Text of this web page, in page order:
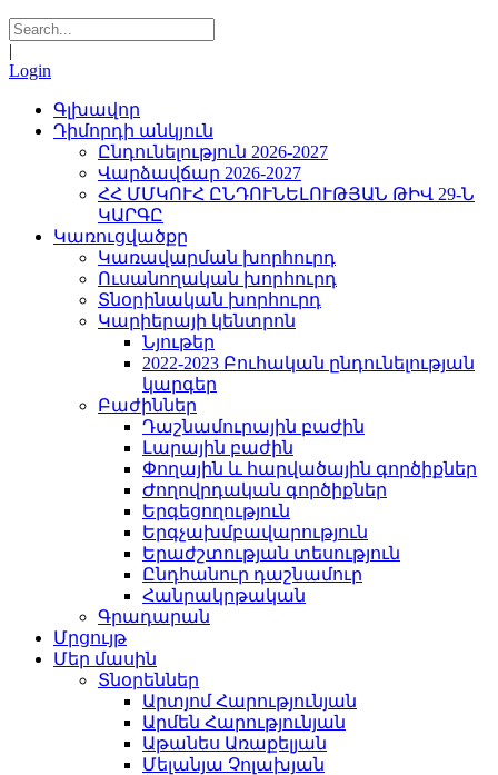
|
Login
Գլխավոր
Դիմորդի անկյուն
Ընդունելություն 2026-2027
Վարձավճար 2026-2027
ՀՀ ՄՄԿՈՒՀ ԸՆԴՈՒՆԵԼՈՒԹՅԱՆ ԹԻՎ 29-Ն
ԿԱՐԳԸ
Կառուցվածքը
Կառավարման խորհուրդ
Ուսանողական խորհուրդ
Տնօրինական խորհուրդ
Կարիերայի կենտրոն
Նյութեր
2022-2023 Բուհական ընդունելության
կարգեր
Բաժիններ
Դաշնամուրային բաժին
Լարային բաժին
Փողային և հարվածային գործիքներ
Ժողովրդական գործիքներ
Երգեցողություն
Երգչախմբավարություն
Երաժշտության տեսություն
Ընդհանուր դաշնամուր
Հանրակրթական
Գրադարան
Մրցույթ
Մեր մասին
Տնօրեններ
Արտյոմ Հարությունյան
Արմեն Հարությունյան
Աթանես Առաքելյան
Մելանյա Չոլախյան